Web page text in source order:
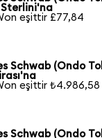
eşittir £77,84
Schwab (Ondo
eşittir ₺4.986,58
Schwab (Ondo